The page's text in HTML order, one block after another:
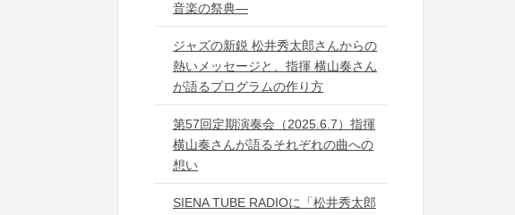
音楽の祭典―
ジャズの新鋭 松井秀太郎さんからの
熱いメッセージと、指揮 横山奏さん
が語るプログラムの作り方
第57回定期演奏会（2025.6.7）指揮
横山奏さんが語るそれぞれの曲への
想い
SIENA TUBE RADIOに「松井秀太郎